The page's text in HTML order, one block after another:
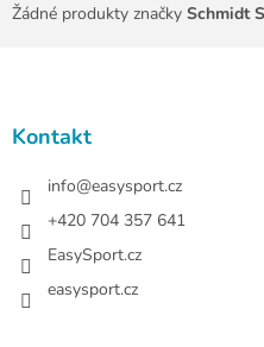
Žádné produkty značky Schmidt
Kontakt
info@easysport.cz
+420 704 357 641
EasySport.cz
easysport.cz